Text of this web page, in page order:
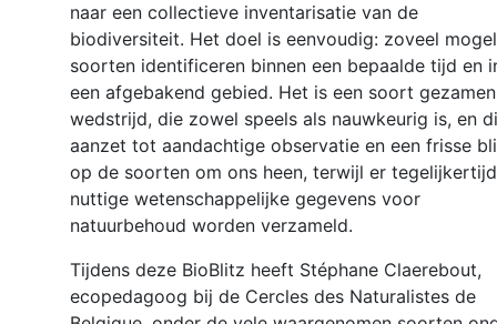
naar een collectieve inventarisatie van de
biodiversiteit. Het doel is eenvoudig: zoveel
soorten identificeren binnen een bepaalde tijd en
een afgebakend gebied. Het is een soort
wedstrijd, die zowel speels als nauwkeurig is, en
aanzet tot aandachtige observatie en een frisse
op de soorten om ons heen, terwijl er tegelijkertijd
nuttige wetenschappelijke gegevens voor
natuurbehoud worden verzameld.
Tijdens deze BioBlitz heeft Stéphane Claerebout,
ecopedagoog bij de Cercles des Naturalistes de